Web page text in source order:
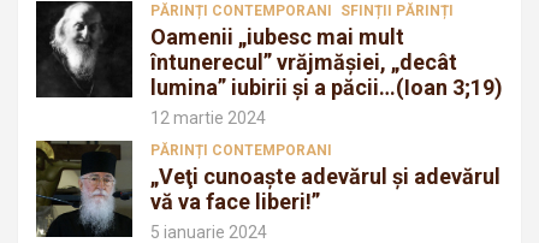
PĂRINȚI CONTEMPORANI SFINȚII PĂRINȚI
Oamenii „iubesc mai mult
întunerecul” vrăjmăşiei, „decât
lumina” iubirii şi a păcii…(Ioan 3;19)
12 martie 2024
PĂRINȚI CONTEMPORANI
„Veţi cunoaşte adevărul şi adevărul
vă va face liberi!”
5 ianuarie 2024